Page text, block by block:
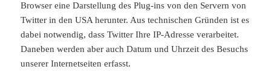
Browser eine Darstellung des Plug-ins von den Servern von
Twitter in den USA herunter. Aus technischen Gründen ist es
dabei notwendig, dass Twitter Ihre IP-Adresse verarbeitet.
Daneben werden aber auch Datum und Uhrzeit des Besuchs
unserer Internetseiten erfasst.